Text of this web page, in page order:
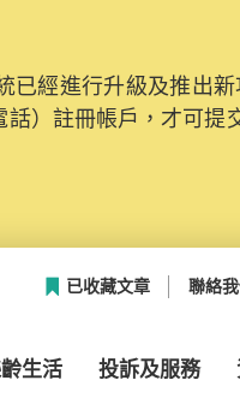
經進行升級及推出
）註冊帳戶，才可提
已收藏文章 聯絡
生活 投訴及服務